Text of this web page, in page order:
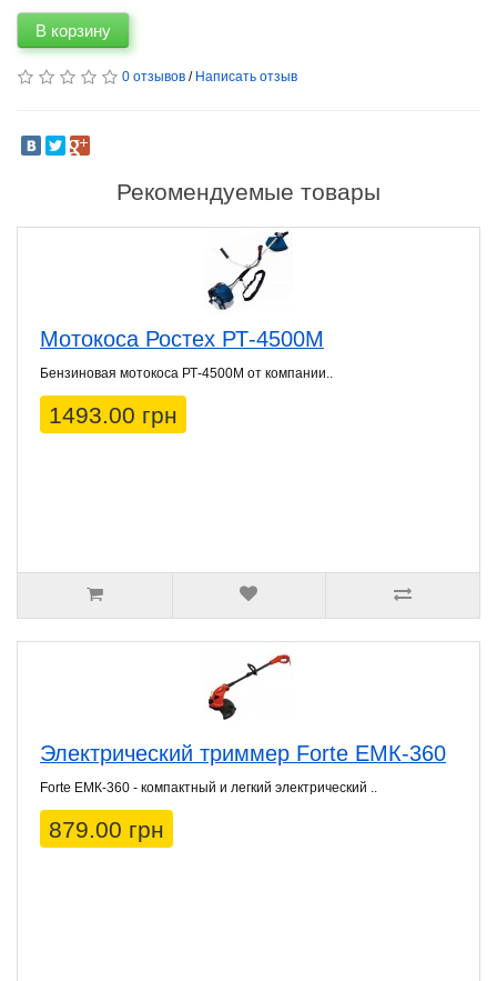
В корзину
0 отзывов / Написать отзыв
Рекомендуемые товары
Мотокоса Ростех РТ-4500М
Бензиновая мотокоса РТ-4500М от компании..
1493.00 грн
Электрический триммер Forte ЕМК-360
Forte ЕМК-360 - компактный и легкий электрический ..
879.00 грн